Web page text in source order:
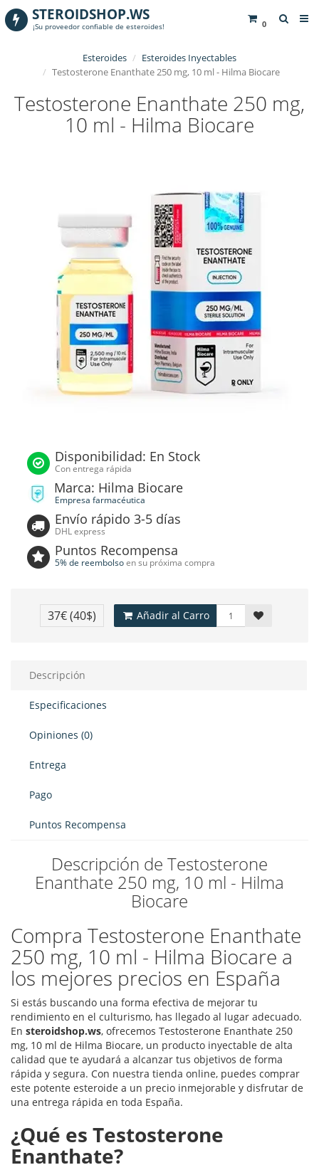
0
STEROIDSHOP.WS
¡Su proveedor confiable de esteroides!
Esteroides
Esteroides Inyectables
Testosterone Enanthate 250 mg, 10 ml - Hilma Biocare
Testosterone Enanthate 250 mg,
10 ml - Hilma Biocare
Disponibilidad: En Stock
Con entrega rápida
Marca: Hilma Biocare
Empresa farmacéutica
Envío rápido 3-5 días
DHL express
Puntos Recompensa
5% de reembolsoen su próxima compra
37€(40$) Añadir al Carro
Descripción
Especificaciones
Opiniones (0)
Entrega
Pago
Puntos Recompensa
Descripción de Testosterone
Enanthate 250 mg, 10 ml - Hilma
Biocare
Compra Testosterone Enanthate
250 mg, 10 ml - Hilma Biocare a
los mejores precios en España
Si estás buscando una forma efectiva de mejorar tu
rendimiento en el culturismo, has llegado al lugar adecuado.
En steroidshop.ws, ofrecemos Testosterone Enanthate 250
mg, 10 ml de Hilma Biocare, un producto inyectable de alta
calidad que te ayudará a alcanzar tus objetivos de forma
rápida y segura. Con nuestra tienda online, puedes comprar
este potente esteroide a un precio inmejorable y disfrutar de
una entrega rápida en toda España.
¿Qué es Testosterone
Enanthate?